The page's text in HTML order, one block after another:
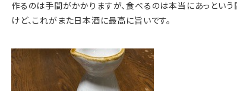
作るのは手間がかかりますが、食べるのは本当にあっという
けど、これがまた日本酒に最高に旨いです。